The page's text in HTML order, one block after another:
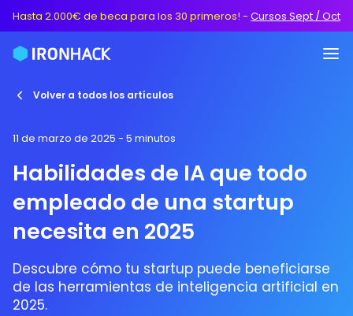
Hasta 2.000€ de beca para los 30 primeros! - Cursos Sept / Oct
Volver a todos los artículos
11 de marzo de 2025 - 5 minutos
Habilidades de IA que todo
empleado de una startup
necesita en 2025
Descubre cómo tu startup puede beneficiarse
de las herramientas de inteligencia artificial en
2025.